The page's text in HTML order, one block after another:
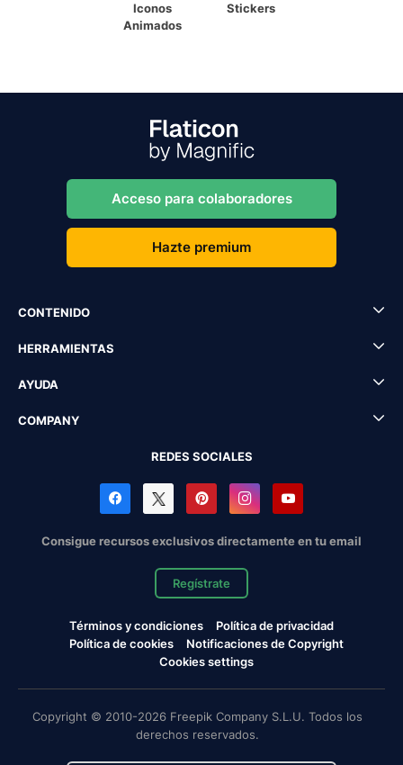
Iconos
Animados
Stickers
Acceso para colaboradores
Hazte premium
CONTENIDO
HERRAMIENTAS
AYUDA
COMPANY
REDES SOCIALES
Consigue recursos exclusivos directamente en tu email
Regístrate
Términos y condiciones
Política de privacidad
Política de cookies
Notificaciones de Copyright
Cookies settings
Copyright © 2010-2026 Freepik Company S.L.U. Todos los
derechos reservados.